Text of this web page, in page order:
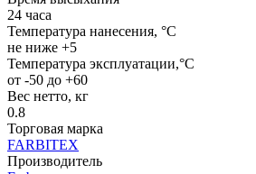
24 часа
Температура нанесения, °C
не ниже +5
Температура эксплуатации,°С
от -50 до +60
Вес нетто, кг
0.8
Торговая марка
FARBITEX
Производитель